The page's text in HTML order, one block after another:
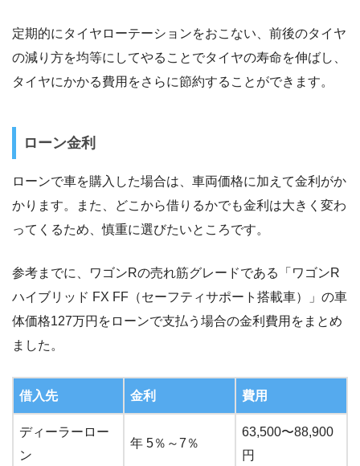
定期的にタイヤローテーションをおこない、前後のタイヤ
の減り方を均等にしてやることでタイヤの寿命を伸ばし、
タイヤにかかる費用をさらに節約することができます。
ローン金利
ローンで車を購入した場合は、車両価格に加えて金利がか
かります。また、どこから借りるかでも金利は大きく変わ
ってくるため、慎重に選びたいところです。
参考までに、ワゴンRの売れ筋グレードである「ワゴンR
ハイブリッド FX FF（セーフティサポート搭載車）」の車
体価格127万円をローンで支払う場合の金利費用をまとめ
ました。
借入先 金利 費用
ディーラーロー
ン
年 5％～7％
63,500〜88,900
円